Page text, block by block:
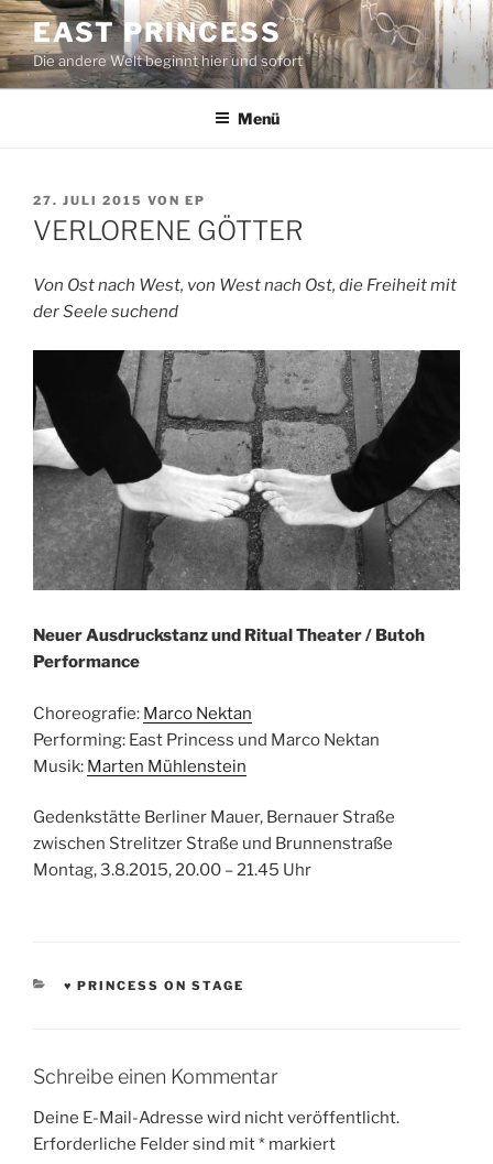
Zum
Inhalt
springen
EAST PRINCESS
Die andere Welt beginnt hier und sofort
Menü
VERÖFFENTLICHT
AM
27. JULI 2015 VON EP
VERLORENE GÖTTER
Von Ost nach West, von West nach Ost, die Freiheit mit
der Seele suchend
Neuer Ausdruckstanz und Ritual Theater / Butoh
Performance
Choreografie: Marco Nektan
Performing: East Princess und Marco Nektan
Musik: Marten Mühlenstein
Gedenkstätte Berliner Mauer, Bernauer Straße
zwischen Strelitzer Straße und Brunnenstraße
Montag, 3.8.2015, 20.00 – 21.45 Uhr
KATEGORIEN
♥ PRINCESS ON STAGE
Schreibe einen Kommentar
Deine E-Mail-Adresse wird nicht veröffentlicht.
Erforderliche Felder sind mit* markiert